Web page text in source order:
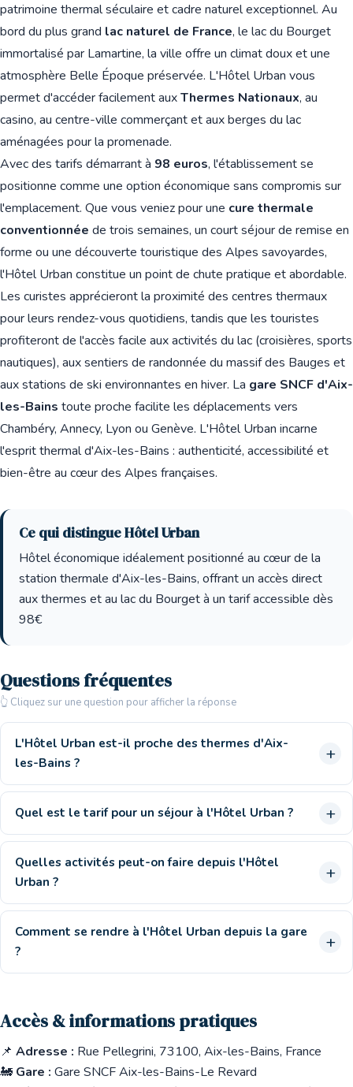
patrimoine thermal séculaire et cadre naturel exceptionnel. Au
bord du plus grand lac naturel de France, le lac du Bourget
immortalisé par Lamartine, la ville offre un climat doux et une
atmosphère Belle Époque préservée. L'Hôtel Urban vous
permet d'accéder facilement auxThermes Nationaux, au
casino, au centre-ville commerçant et aux berges du lac
aménagées pour la promenade.
Avec des tarifs démarrant à 98 euros, l'établissement se
positionne comme une option économique sans compromis sur
l'emplacement. Que vous veniez pour une cure thermale
conventionnée de trois semaines, un court séjour de remise en
forme ou une découverte touristique des Alpes savoyardes,
l'Hôtel Urban constitue un point de chute pratique et abordable.
Les curistes apprécieront la proximité des centres thermaux
pour leurs rendez-vous quotidiens, tandis que les touristes
profiteront de l'accès facile aux activités du lac (croisières, sports
nautiques), aux sentiers de randonnée du massif des Bauges et
aux stations de ski environnantes en hiver. La gare SNCF d'Aix-
les-Bains toute proche facilite les déplacements vers
Chambéry, Annecy, Lyon ou Genève. L'Hôtel Urban incarne
l'esprit thermal d'Aix-les-Bains : authenticité, accessibilité et
bien-être au cœur des Alpes françaises.
Ce qui distingue Hôtel Urban
Hôtel économique idéalement positionné au cœur de la
station thermale d'Aix-les-Bains, offrant un accès direct
aux thermes et au lac du Bourget à un tarif accessible dès
98€
Questions fréquentes
👆 Cliquez sur une question pour afficher la réponse
L'Hôtel Urban est-il proche des thermes d'Aix-
les-Bains ?
Quel est le tarif pour un séjour à l'Hôtel Urban ?
Quelles activités peut-on faire depuis l'Hôtel
Urban ?
Comment se rendre à l'Hôtel Urban depuis la gare
?
Accès & informations pratiques
📌 Adresse : Rue Pellegrini, 73100, Aix-les-Bains, France
🚂 Gare : Gare SNCF Aix-les-Bains-Le Revard